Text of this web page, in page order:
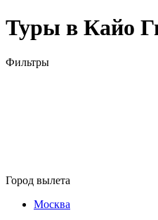
Туры в Кайо
Фильтры
Город вылета
Москва